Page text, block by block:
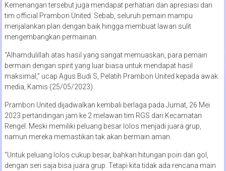
Kemenangan tersebut juga mendapat perhatian dan apresiasi dari
tim official Prambon United. Sebab, seluruh pemain mampu
menjalankan plan dengan baik hingga membuat lawan sulit
mengembangkan permainan.
“Alhamdulillah atas hasil yang sangat memuaskan, para pemain
bermain dengan spirit yang luar biasa untuk mendapat hasil
maksimal,” ucap Agus Budi S, Pelatih Prambon United kepada awak
media, Kamis (25/05/2023).
Prambon United dijadwalkan kembali berlaga pada Jumat, 26 Mei
2023 pertandingan jam ke 2 melawan tim RGS dari Kecamatan
Rengel. Meski memiliki peluang besar lolos menjadi juara grup,
namun mereka memastikan tak akan bermain aman.
“Untuk peluang lolos cukup besar, bahkan hitungan poin dan gol,
dengan seri saja bisa juara grup. Tetapi kita tidak ada rencana main